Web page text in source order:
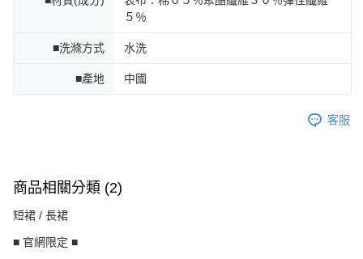
５％
■洗滌方式 水洗
■產地 中國
客服
商品相關分類 (2)
短裙 / 長裙
■ 官網限定 ■